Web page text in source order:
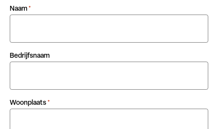
Naam *
Bedrijfsnaam
Woonplaats *